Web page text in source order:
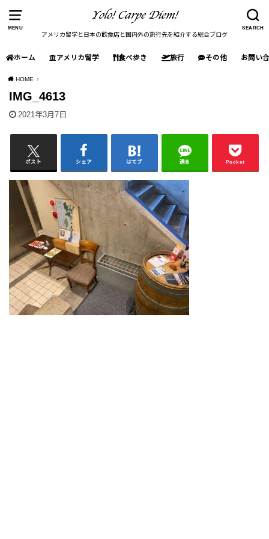
MENU SEARCH
アメリカ留学と日本の飲食店と国内外の旅行先を紹介する総合ブログ
ホーム アメリカ留学 食べ歩き 旅行 その他 お問い
HOME
IMG_4613
2021年3月7日
ポスト シェア はてブ 送る Pocket